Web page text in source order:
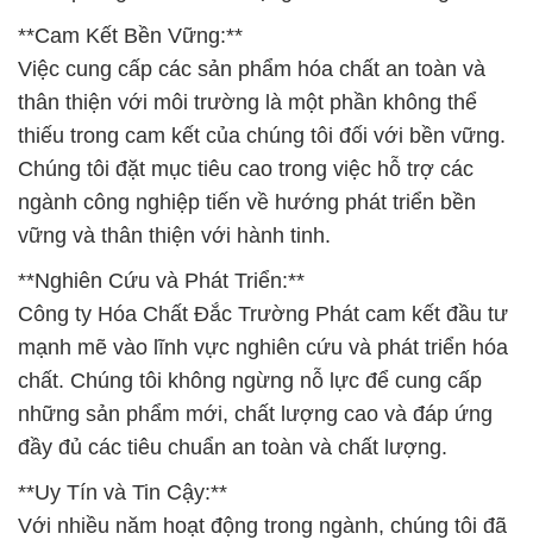
**Cam Kết Bền Vững:**
Việc cung cấp các sản phẩm hóa chất an toàn và
thân thiện với môi trường là một phần không thể
thiếu trong cam kết của chúng tôi đối với bền vững.
Chúng tôi đặt mục tiêu cao trong việc hỗ trợ các
ngành công nghiệp tiến về hướng phát triển bền
vững và thân thiện với hành tinh.
**Nghiên Cứu và Phát Triển:**
Công ty Hóa Chất Đắc Trường Phát cam kết đầu tư
mạnh mẽ vào lĩnh vực nghiên cứu và phát triển hóa
chất. Chúng tôi không ngừng nỗ lực để cung cấp
những sản phẩm mới, chất lượng cao và đáp ứng
đầy đủ các tiêu chuẩn an toàn và chất lượng.
**Uy Tín và Tin Cậy:**
Với nhiều năm hoạt động trong ngành, chúng tôi đã